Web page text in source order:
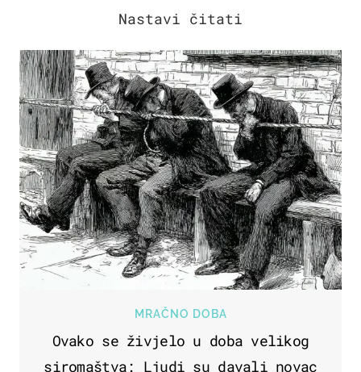
MRAČNO DOBA
Ovako se živjelo u doba velikog
siromaštva: Ljudi su davali novac